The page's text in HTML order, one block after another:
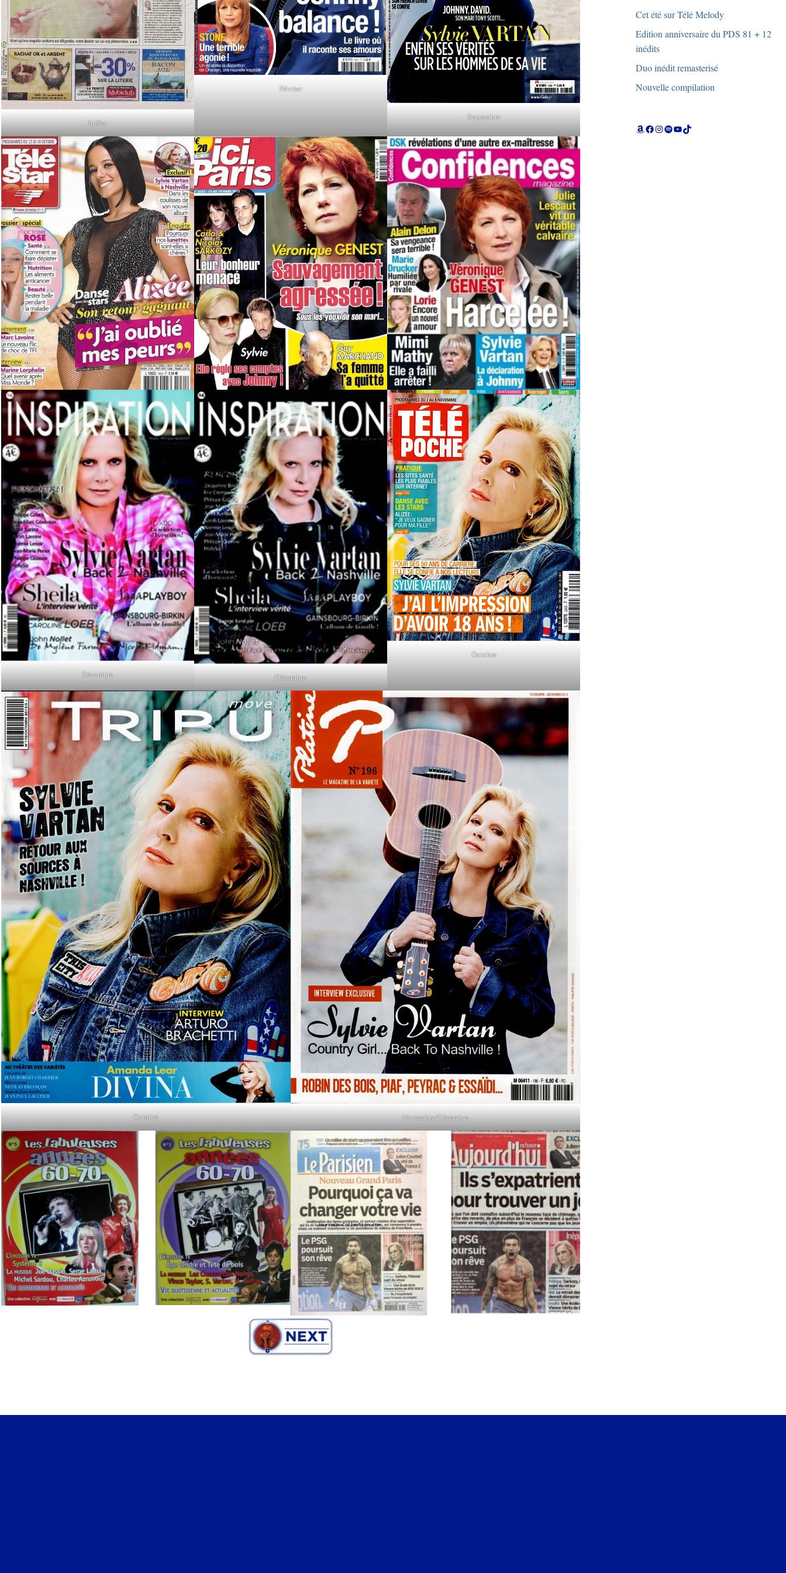
Juillet
Février
Septembre
Décembre Décembre
Octobre
Octobre Novembre/Décembre
Cet été sur Télé Melody
Edition anniversaire du PDS 81 + 12
inédits
Duo inédit remasterisé
Nouvelle compilation
Amazon
Facebook
Instagram
Spotify
YouTube
TikTok